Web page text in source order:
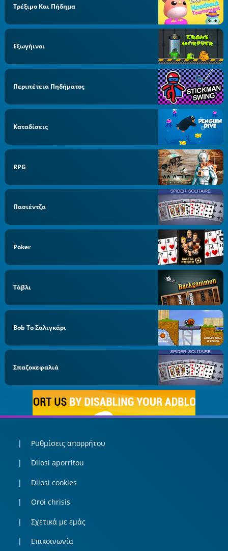
Τρέξιμο Και Πήδημα
Εξωγήινοι
Περιπέτεια Πηδήματος
Καταδίσεις
RPG
Πασιέντζα
Poker
Τάβλι
Bob Το Σαλιγκάρι
Σπαζοκεφαλιά
Ρυθμίσεις απορρήτου
Dilosi aporritou
Dilosi cookies
Oroi chrisis
Σχετικά με εμάς
Επικοινωνία